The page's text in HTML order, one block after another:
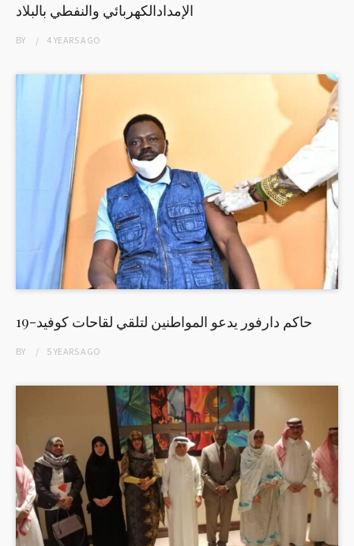
الإمدادالكهربائي والنفطي بالبلاد
BY 4 YEARSAGO
حاكم دارفور يدعو المواطنين لتلقي لقاحات كوفيد-19
BY 5 YEARSAGO